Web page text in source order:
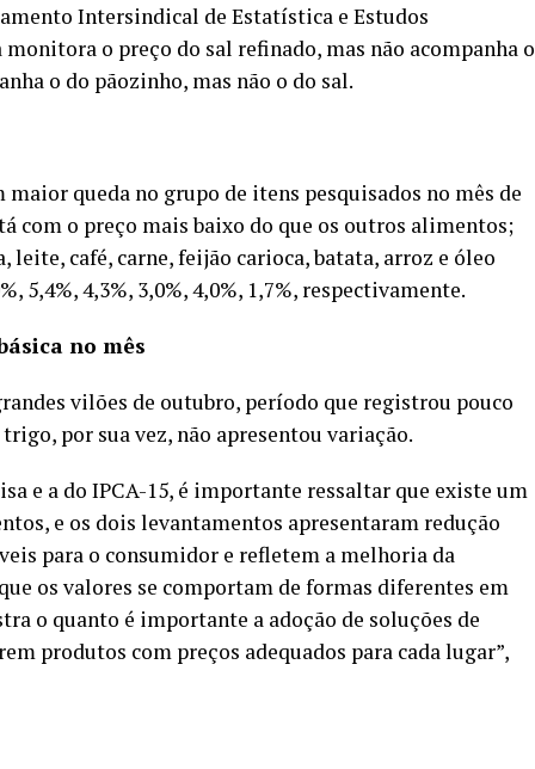
Intersindical de Estatística e Estudos
o preço do sal refinado, mas não acompanha o
o do pãozinho, mas não o do sal.
maior queda no grupo de itens pesquisados no mês de
com o preço mais baixo do que os outros alimentos;
café, carne, feijão carioca, batata, arroz e óleo
5,4%, 4,3%, 3,0%, 4,0%, 1,7%, respectivamente.
no mês
vilões de outubro, período que registrou pouco
por sua vez, não apresentou variação.
e a do IPCA-15, é importante ressaltar que existe um
e os dois levantamentos apresentaram redução
para o consumidor e refletem a melhoria da
os valores se comportam de formas diferentes em
o quanto é importante a adoção de soluções de
produtos com preços adequados para cada lugar”,